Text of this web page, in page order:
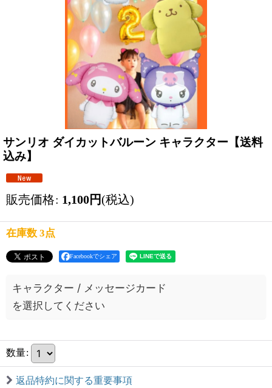
サンリオ ダイカットバルーン キャラクター【送料
込み】
販売価格: 1,100円(税込)
在庫数 3点
Facebookでシェア
キャラクター / メッセージカード
を選択してください
数量:
返品特約に関する重要事項